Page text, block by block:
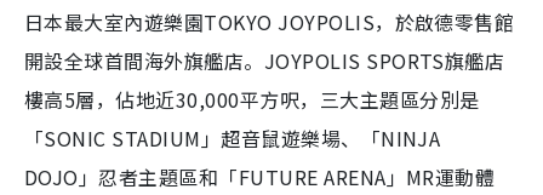
日本最大室內遊樂園TOKYO JOYPOLIS，於啟德零售館
開設全球首間海外旗艦店。JOYPOLIS SPORTS旗艦店
樓高5層，佔地近30,000平方呎，三大主題區分別是
「SONIC STADIUM」超音鼠遊樂場、「NINJA
DOJO」忍者主題區和「FUTURE ARENA」MR運動體